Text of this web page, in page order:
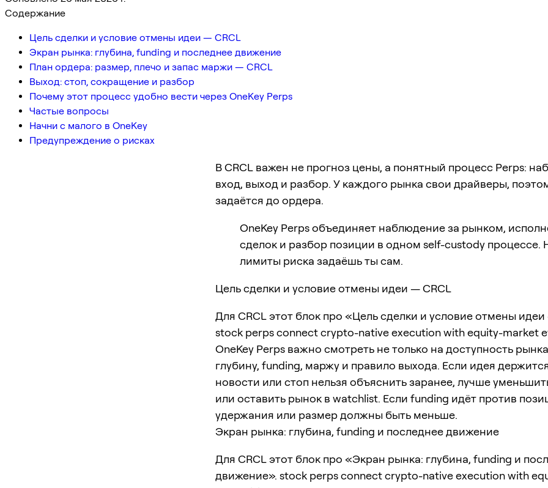
Содержание
Цель сделки и условие отмены идеи — CRCL
Экран рынка: глубина, funding и последнее движение
План ордера: размер, плечо и запас маржи — CRCL
Выход: стоп, сокращение и разбор
Почему этот процесс удобно вести через OneKey Perps
Частые вопросы
Начни с малого в OneKey
Предупреждение о рисках
В CRCL важен не прогноз цены, а понятный процесс Perps:
вход, выход и разбор. У каждого рынка свои драйверы,
задаётся до ордера.
OneKey Perps объединяет наблюдение за рынком,
сделок и разбор позиции в одном self-custody процессе.
лимиты риска задаёшь ты сам.
Цель сделки и условие отмены идеи — CRCL
Для CRCL этот блок про «Цель сделки и условие отмены идеи
stock perps connect crypto-native execution with equity-market
OneKey Perps важно смотреть не только на доступность
глубину, funding, маржу и правило выхода. Если идея
новости или стоп нельзя объяснить заранее, лучше
или оставить рынок в watchlist. Если funding идёт против
удержания или размер должны быть меньше.
Экран рынка: глубина, funding и последнее движение
Для CRCL этот блок про «Экран рынка: глубина, funding и
движение». stock perps connect crypto-native execution with